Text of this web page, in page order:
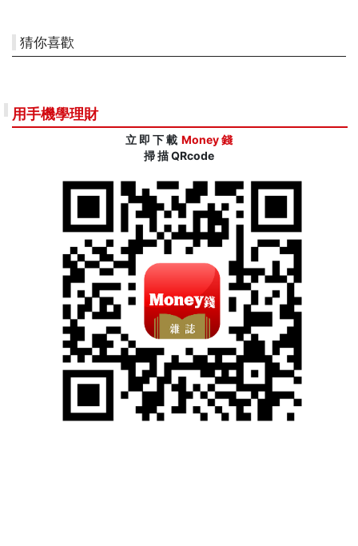
猜你喜歡
用手機學理財
立 即 下 載 Money 錢
掃 描 QRcode